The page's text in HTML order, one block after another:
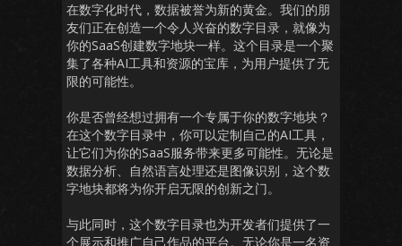
在数字化时代，数据被誉为新的黄金。我们的朋
友们正在创造一个令人兴奋的数字目录，就像为
你的SaaS创建数字地块一样。这个目录是一个聚
集了各种AI工具和资源的宝库，为用户提供了无
限的可能性。
你是否曾经想过拥有一个专属于你的数字地块？
在这个数字目录中，你可以定制自己的AI工具，
让它们为你的SaaS服务带来更多可能性。无论是
数据分析、自然语言处理还是图像识别，这个数
字地块都将为你开启无限的创新之门。
与此同时，这个数字目录也为开发者们提供了一
个展示和推广自己作品的平台。无论你是一名资